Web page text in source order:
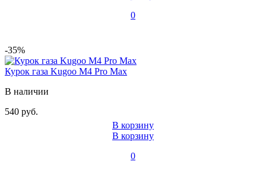
0
-35%
Курок газа Kugoo M4 Pro Max
В наличии
540 руб.
В корзину
В корзину
0